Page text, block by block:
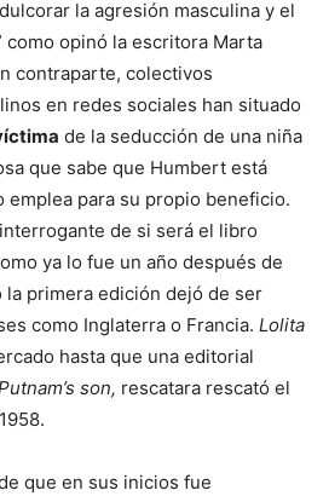
la agresión masculina y el
opinó la escritora Marta
contraparte, colectivos
en redes sociales han situado
de la seducción de una niña
que sabe que Humbert está
emplea para su propio beneficio.
de si será el libro
ya lo fue un año después de
la primera edición dejó de ser
como Inglaterra o Francia. Lolita
hasta que una editorial
son, rescatara rescató el
que en sus inicios fue